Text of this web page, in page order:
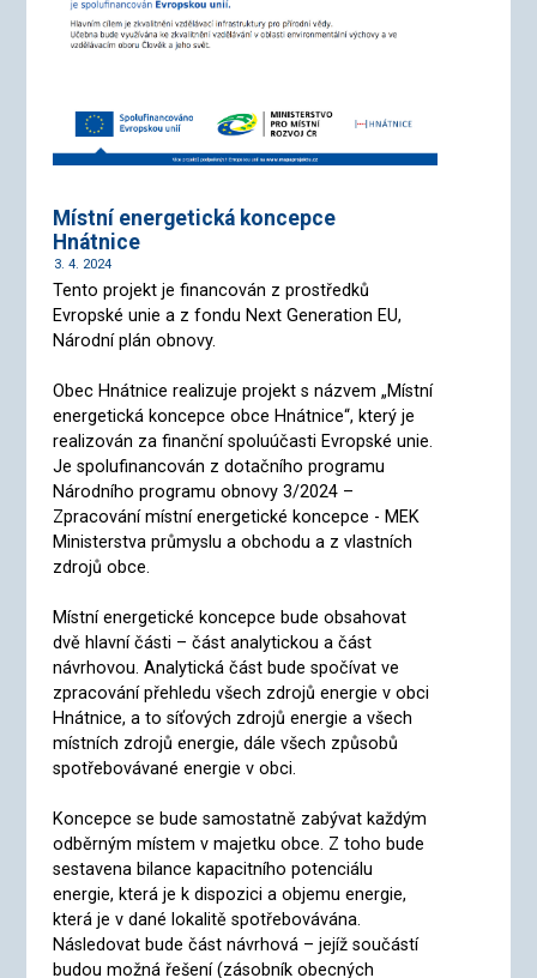
Místní energetická koncepce
Hnátnice
3. 4. 2024
Tento projekt je financován z prostředků
Evropské unie a z fondu Next Generation EU,
Národní plán obnovy.
Obec Hnátnice realizuje projekt s názvem „Místní
energetická koncepce obce Hnátnice“, který je
realizován za finanční spoluúčasti Evropské unie.
Je spolufinancován z dotačního programu
Národního programu obnovy 3/2024 –
Zpracování místní energetické koncepce - MEK
Ministerstva průmyslu a obchodu a z vlastních
zdrojů obce.
Místní energetické koncepce bude obsahovat
dvě hlavní části – část analytickou a část
návrhovou. Analytická část bude spočívat ve
zpracování přehledu všech zdrojů energie v obci
Hnátnice, a to síťových zdrojů energie a všech
místních zdrojů energie, dále všech způsobů
spotřebovávané energie v obci.
Koncepce se bude samostatně zabývat každým
odběrným místem v majetku obce. Z toho bude
sestavena bilance kapacitního potenciálu
energie, která je k dispozici a objemu energie,
která je v dané lokalitě spotřebovávána.
Následovat bude část návrhová – jejíž součástí
budou možná řešení (zásobník obecných